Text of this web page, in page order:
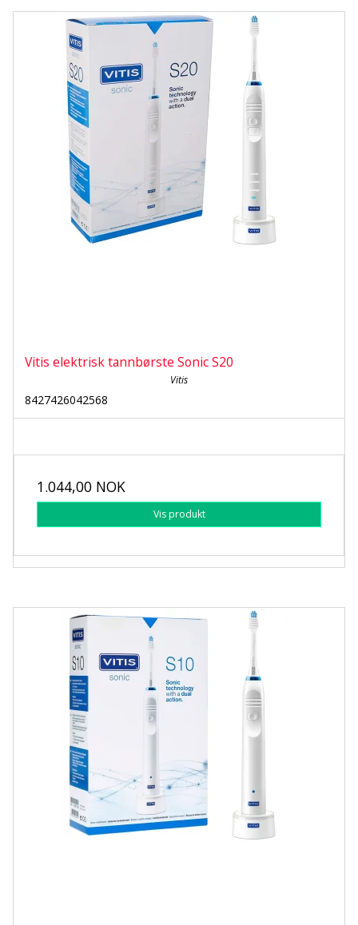
Vitis elektrisk tannbørste Sonic S20
Vitis
8427426042568
1.044,00 NOK
Vis produkt